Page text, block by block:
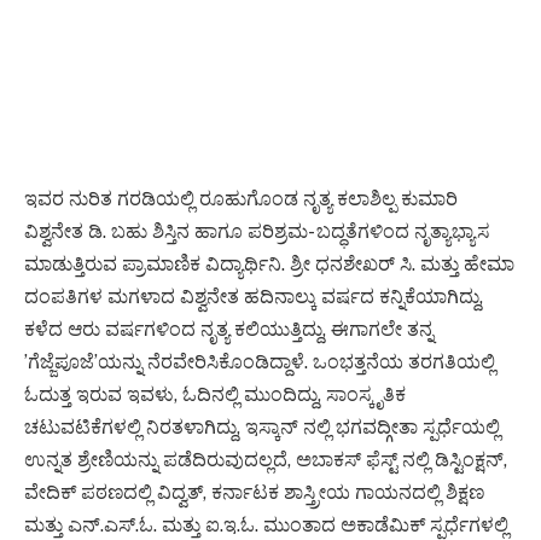
ಇವರ ನುರಿತ ಗರಡಿಯಲ್ಲಿ ರೂಹುಗೊಂಡ ನೃತ್ಯ ಕಲಾಶಿಲ್ಪ ಕುಮಾರಿ
ವಿಶ್ವನೇತ ಡಿ. ಬಹು ಶಿಸ್ತಿನ ಹಾಗೂ ಪರಿಶ್ರಮ- ಬದ್ಧತೆಗಳಿಂದ ನೃತ್ಯಾಭ್ಯಾಸ
ಮಾಡುತ್ತಿರುವ ಪ್ರಾಮಾಣಿಕ ವಿದ್ಯಾರ್ಥಿನಿ. ಶ್ರೀ ಧನಶೇಖರ್ ಸಿ. ಮತ್ತು ಹೇಮಾ
ದಂಪತಿಗಳ ಮಗಳಾದ ವಿಶ್ವನೇತ ಹದಿನಾಲ್ಕು ವರ್ಷದ ಕನ್ನಿಕೆಯಾಗಿದ್ದು,
ಕಳೆದ ಆರು ವರ್ಷಗಳಿಂದ ನೃತ್ಯ ಕಲಿಯುತ್ತಿದ್ದು, ಈಗಾಗಲೇ ತನ್ನ
’ಗೆಜ್ಜೆಪೂಜೆ’ಯನ್ನು ನೆರವೇರಿಸಿಕೊಂಡಿದ್ದಾಳೆ. ಒಂಭತ್ತನೆಯ ತರಗತಿಯಲ್ಲಿ
ಓದುತ್ತ ಇರುವ ಇವಳು, ಓದಿನಲ್ಲಿ ಮುಂದಿದ್ದು, ಸಾಂಸ್ಕೃತಿಕ
ಚಟುವಟಿಕೆಗಳಲ್ಲಿ ನಿರತಳಾಗಿದ್ದು, ಇಸ್ಕಾನ್ ನಲ್ಲಿ ಭಗವದ್ಗೀತಾ ಸ್ಪರ್ಧೆಯಲ್ಲಿ
ಉನ್ನತ ಶ್ರೇಣಿಯನ್ನು ಪಡೆದಿರುವುದಲ್ಲದೆ, ಅಬಾಕಸ್ ಫೆಸ್ಟ್ ನಲ್ಲಿ ಡಿಸ್ಟಿಂಕ್ಷನ್,
ವೇದಿಕ್ ಪಠಣದಲ್ಲಿ ವಿದ್ವತ್, ಕರ್ನಾಟಕ ಶಾಸ್ತ್ರೀಯ ಗಾಯನದಲ್ಲಿ ಶಿಕ್ಷಣ
ಮತ್ತು ಎನ್.ಎಸ್.ಓ. ಮತ್ತು ಐ.ಇ.ಓ. ಮುಂತಾದ ಅಕಾಡೆಮಿಕ್ ಸ್ಪರ್ಧೆಗಳಲ್ಲಿ